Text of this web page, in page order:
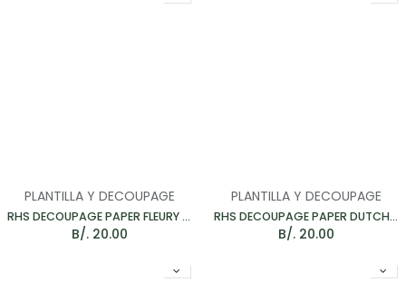
PLANTILLA Y DECOUPAGE
RHS DECOUPAGE PAPER FLEURY - PAPEL PARA MUEBLES 67*48CM
B/. 20.00
PLANTILLA Y DECOUPAGE
RHS DECOUPAGE PAPER DUTCH TULIPS - PAPEL PARA MUEBLES 67*48CM
B/. 20.00